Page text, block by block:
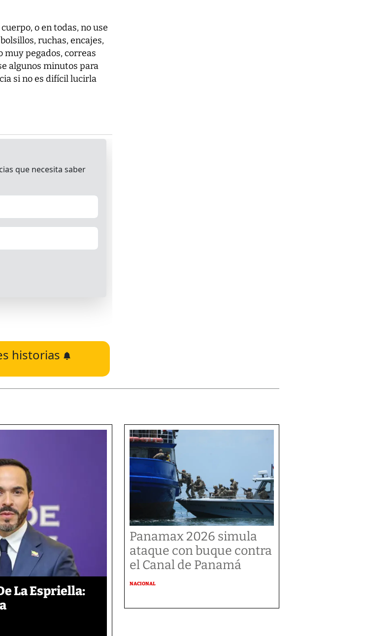
o en todas, no use
ruchas, encajes,
muy pegados, correas
algunos minutos para
si no es difícil lucirla
historias
La Espriella:
Panamax 2026 simula
ataque con buque contra
el Canal de Panamá
NACIONAL